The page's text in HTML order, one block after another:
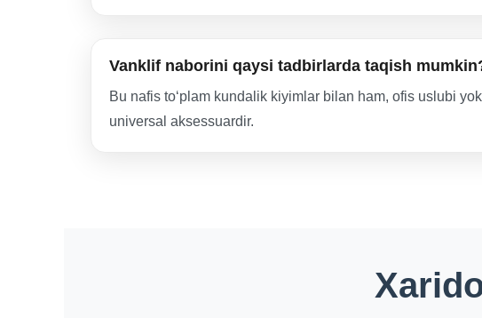
Vanklif naborini qaysi tadbirlarda taqish
Bu nafis toʻplam kundalik kiyimlar bilan ham, ofis uslubi
universal aksessuardir.